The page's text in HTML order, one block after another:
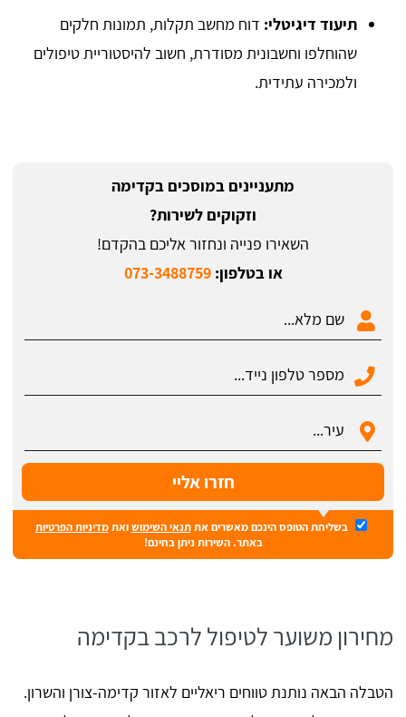
תיעוד דיגיטלי: דוח מחשב תקלות, תמונות חלקים
שהוחלפו וחשבונית מסודרת, חשוב להיסטוריית טיפולים
ולמכירה עתידית.
מתעניינים במוסכים בקדימה
וזקוקים לשירות?
השאירו פנייה ונחזור אליכם בהקדם!
או בטלפון:073-3488759
בשליחת הטופס הינכם מאשרים אתתנאי השימושואתמדיניות הפרטיות
באתר. השירות ניתן בחינם!
מחירון משוער לטיפול לרכב בקדימה
הטבלה הבאה נותנת טווחים ריאליים לאזור קדימה-צורן והשרון.